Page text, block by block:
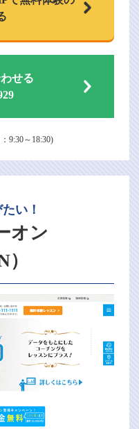
せる
9:30～18:30)
い！
オン
）